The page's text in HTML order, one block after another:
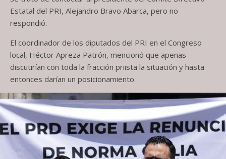
Estatal del PRI, Alejandro Bravo Abarca, pero no
respondió.
El coordinador de los diputados del PRI en el Congreso
local, Héctor Apreza Patrón, mencionó que apenas
discutirían con toda la fracción priista la situación y hasta
entonces darían un posicionamiento.